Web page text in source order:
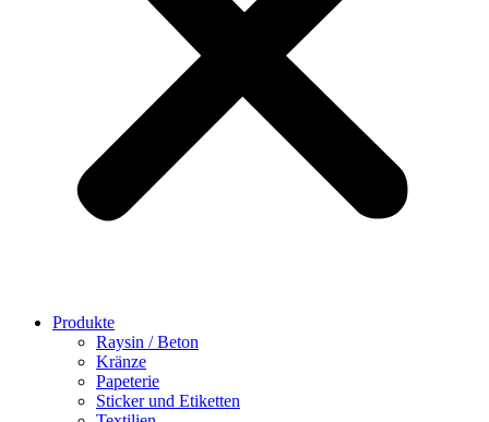
Produkte
Raysin / Beton
Kränze
Papeterie
Sticker und Etiketten